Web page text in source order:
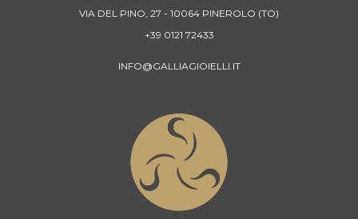
VIA DEL PINO, 27 - 10064 PINEROLO (TO)
+39 0121 72433
INFO@GALLIAGIOIELLI.IT